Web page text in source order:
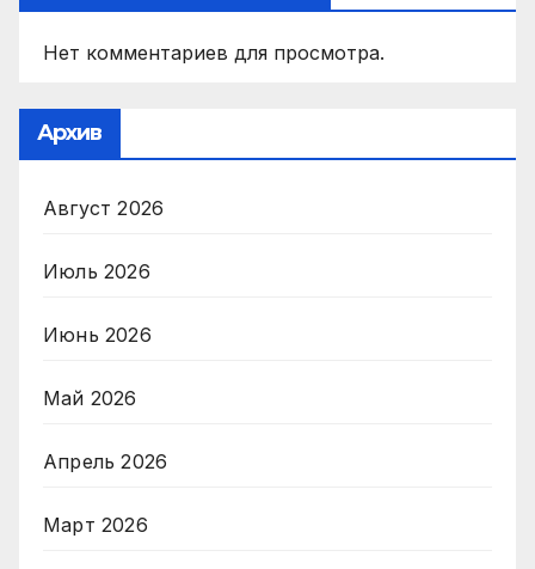
Нет комментариев для просмотра.
Архив
Август 2026
Июль 2026
Июнь 2026
Май 2026
Апрель 2026
Март 2026